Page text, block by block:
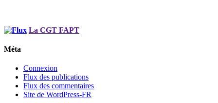
La CGT FAPT
Méta
Connexion
Flux des publications
Flux des commentaires
Site de WordPress-FR